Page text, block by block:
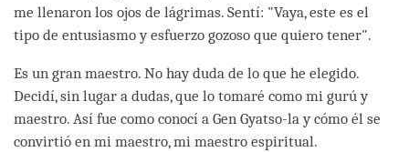
me llenaron los ojos de lágrimas. Sentí: "Vaya, este es el
tipo de entusiasmo y esfuerzo gozoso que quiero tener".
Es un gran maestro. No hay duda de lo que he elegido.
Decidí, sin lugar a dudas, que lo tomaré como mi gurú y
maestro. Así fue como conocí a Gen Gyatso-la y cómo él se
convirtió en mi maestro, mi maestro espiritual.